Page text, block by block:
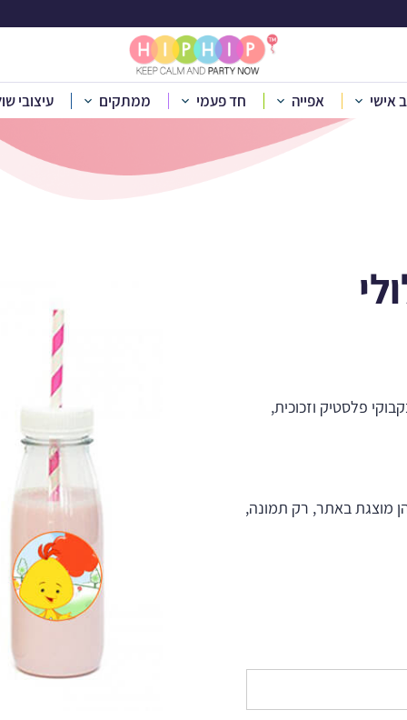
אישי אפייה חד פעמי ממתקים עיצובי
עגולות
»יום הולדת לפי נושא יום הולדת דמויות »מסיבת לולי מדבקות
פלסטיק וזכוכית,
מוצגת באתר, רק תמונה,